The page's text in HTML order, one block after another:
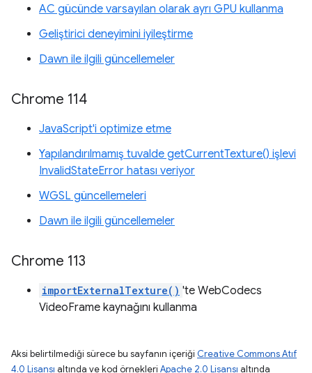
AC gücünde varsayılan olarak ayrı GPU kullanma
Geliştirici deneyimini iyileştirme
Dawn ile ilgili güncellemeler
Chrome 114
JavaScript'i optimize etme
Yapılandırılmamış tuvalde getCurrentTexture() işlevi
InvalidStateError hatası veriyor
WGSL güncellemeleri
Dawn ile ilgili güncellemeler
Chrome 113
importExternalTexture() 'te WebCodecs
VideoFrame kaynağını kullanma
Aksi belirtilmediği sürece bu sayfanın içeriği Creative Commons Atıf
4.0 Lisansı altında ve kod örnekleri Apache 2.0 Lisansı altında